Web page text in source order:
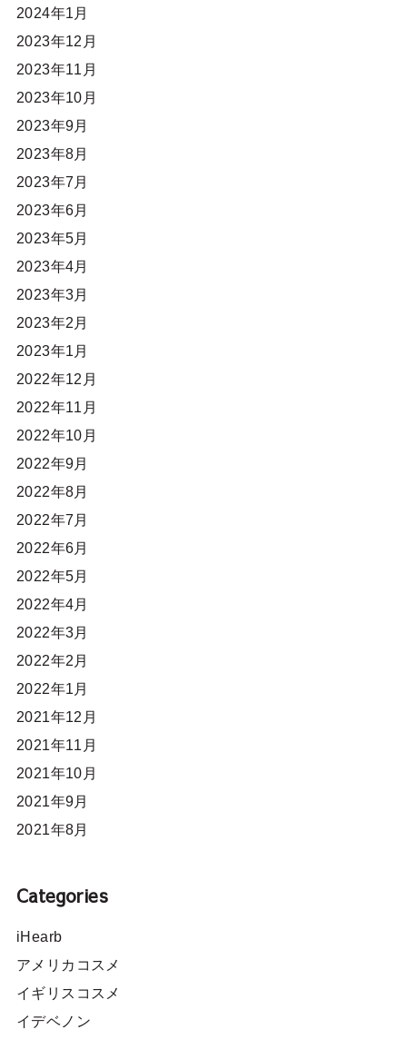
2024年1月
2023年12月
2023年11月
2023年10月
2023年9月
2023年8月
2023年7月
2023年6月
2023年5月
2023年4月
2023年3月
2023年2月
2023年1月
2022年12月
2022年11月
2022年10月
2022年9月
2022年8月
2022年7月
2022年6月
2022年5月
2022年4月
2022年3月
2022年2月
2022年1月
2021年12月
2021年11月
2021年10月
2021年9月
2021年8月
Categories
iHearb
アメリカコスメ
イギリスコスメ
イデベノン